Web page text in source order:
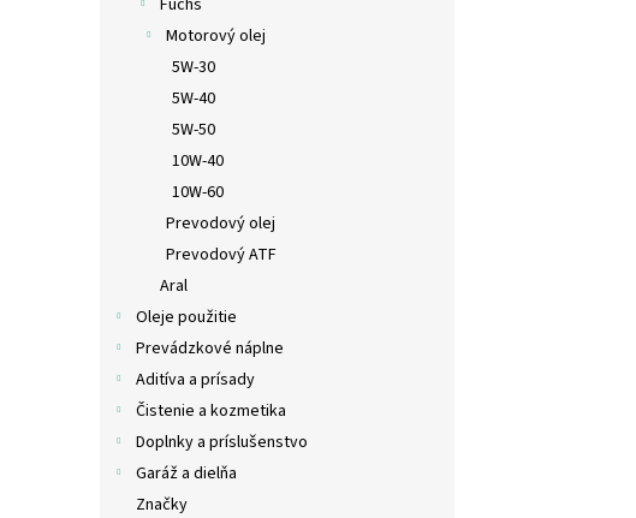
Fuchs
Motorový olej
5W-30
5W-40
5W-50
10W-40
10W-60
Prevodový olej
Prevodový ATF
Aral
Oleje použitie
Prevádzkové náplne
Aditíva a prísady
Čistenie a kozmetika
Doplnky a príslušenstvo
Garáž a dielňa
Značky